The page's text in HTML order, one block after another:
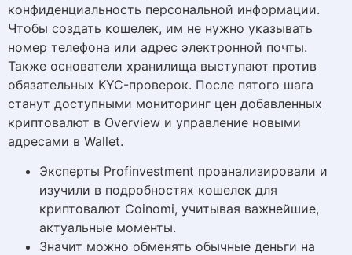
конфиденциальность персональной информации.
Чтобы создать кошелек, им не нужно указывать
номер телефона или адрес электронной почты.
Также основатели хранилища выступают против
обязательных KYC-проверок. После пятого шага
станут доступными мониторинг цен добавленных
криптовалют в Overview и управление новыми
адресами в Wallet.
Эксперты Profinvestment проанализировали и
изучили в подробностях кошелек для
криптовалют Coinomi, учитывая важнейшие,
актуальные моменты.
Значит можно обменять обычные деньги на